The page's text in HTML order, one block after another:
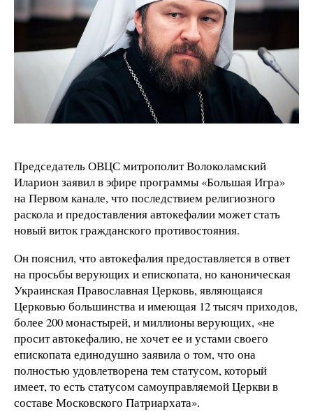
Председатель ОВЦС митрополит Волоколамский
Иларион заявил в эфире программы «Большая Игра»
на Первом канале, что последствием религиозного
раскола и предоставления автокефалии может стать
новый виток гражданского противостояния.
Он пояснил, что автокефалия предоставляется в ответ
на просьбы верующих и епископата, но каноническая
Украинская Православная Церковь, являющаяся
Церковью большинства и имеющая 12 тысяч приходов,
более 200 монастырей, и миллионы верующих, «не
просит автокефалию, не хочет ее и устами своего
епископата единодушно заявила о том, что она
полностью удовлетворена тем статусом, который
имеет, то есть статусом самоуправляемой Церкви в
составе Московского Патриархата».